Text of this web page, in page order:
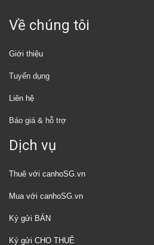
Về chúng tôi
Giới thiệu
Tuyển dụng
Liên hệ
Báo giá & hỗ trợ
Dịch vụ
Thuê với canhoSG.vn
Mua với canhoSG.vn
Ký gửi BÁN
Ký gửi CHO THUÊ